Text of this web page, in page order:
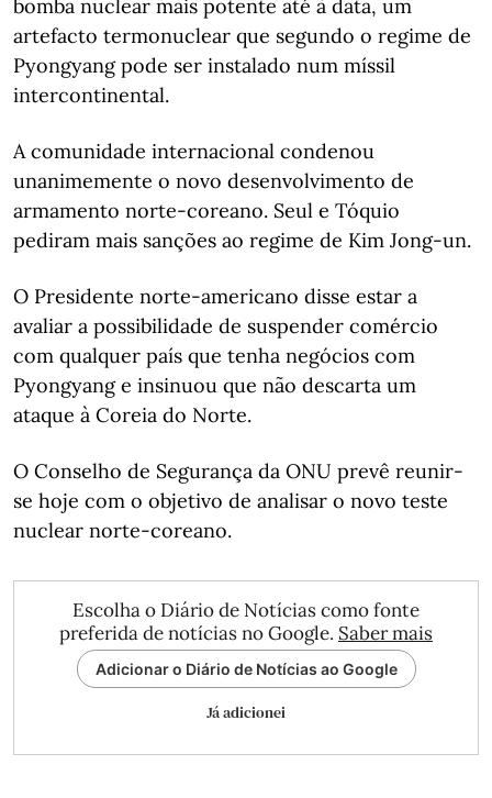
bomba nuclear mais potente até à data, um
artefacto termonuclear que segundo o regime de
Pyongyang pode ser instalado num míssil
intercontinental.
A comunidade internacional condenou
unanimemente o novo desenvolvimento de
armamento norte-coreano. Seul e Tóquio
pediram mais sanções ao regime de Kim Jong-un.
O Presidente norte-americano disse estar a
avaliar a possibilidade de suspender comércio
com qualquer país que tenha negócios com
Pyongyang e insinuou que não descarta um
ataque à Coreia do Norte.
O Conselho de Segurança da ONU prevê reunir-
se hoje com o objetivo de analisar o novo teste
nuclear norte-coreano.
Escolha o Diário de Notícias como fonte
preferida de notícias no Google. Saber mais
Adicionar o Diário de Notícias ao Google
Já adicionei